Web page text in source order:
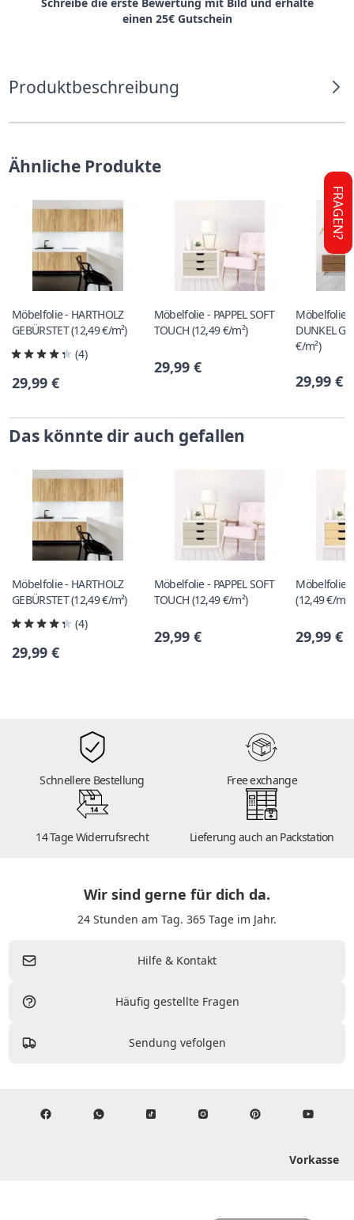
Schreibe die erste Bewertung mit Bild und erhalte
einen 25€ Gutschein
Produktbeschreibung
Ähnliche Produkte
Möbelfolie - HARTHOLZ
GEBÜRSTET (12,49 €/m²)
(4)
29,99 €
Möbelfolie - PAPPEL SOFT
TOUCH (12,49 €/m²)
29,99 €
Möbelfolie -
DUNKEL
€/m²)
29,99 €
Das könnte dir auch gefallen
Möbelfolie - HARTHOLZ
GEBÜRSTET (12,49 €/m²)
(4)
29,99 €
Möbelfolie - PAPPEL SOFT
TOUCH (12,49 €/m²)
29,99 €
Möbelfolie -
(12,49 €/m²)
29,99 €
Schnellere Bestellung Free exchange
14
14 Tage Widerrufsrecht Lieferung auch an Packstation
Wir sind gerne für dich da.
24 Stunden am Tag. 365 Tage im Jahr.
Hilfe & Kontakt
Häufig gestellte Fragen
Sendung vefolgen
Vorkasse
FRAGEN?